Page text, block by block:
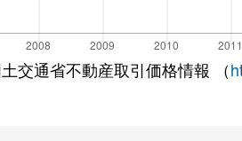
交通省不動産取引価格情報 （